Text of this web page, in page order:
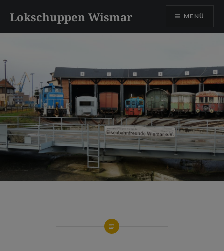
zum
Inhalt
Lokschuppen Wismar MENÜ